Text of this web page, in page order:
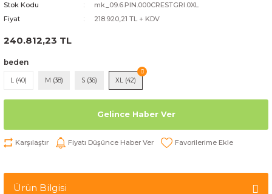
Stok Kodu
mk_09.6.PIN.000CRESTGRI.0XL
Fiyat
218.920,21 TL + KDV
240.812,23 TL
beden
L (40) M (38) S (36) XL (42)
Gelince Haber Ver
Karşılaştır Fiyatı Düşünce Haber Ver
Ürün Bilgisi